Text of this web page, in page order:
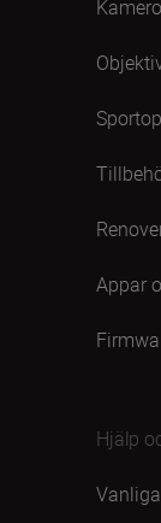
Appar
Hjälp